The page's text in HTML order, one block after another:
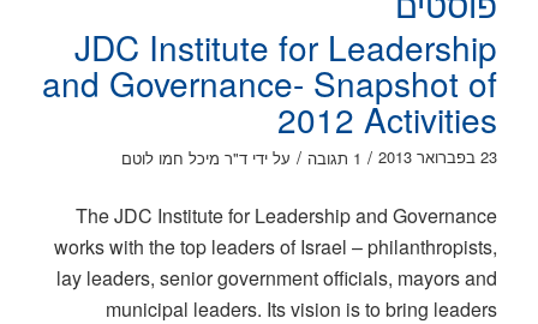
JDC Institute for Leadership
and Governance- Snapshot of
2012 Activities
23 בפברואר 2013 / 1 תגובה / על ידי ד"ר מיכל חמו לוטם
The JDC Institute for Leadership and Governance
works with the top leaders of Israel – philanthropists,
lay leaders, senior government officials, mayors and
municipal leaders. Its vision is to bring leaders